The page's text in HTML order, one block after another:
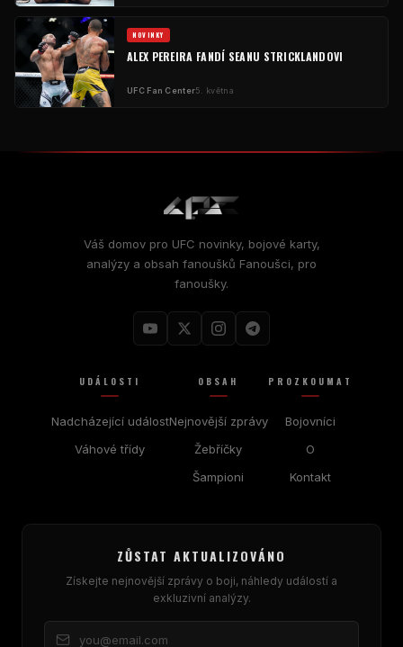
NOVINKY
ALEX PEREIRA FANDÍ SEANU STRICKLANDOVI
UFCFan Center5. května
Váš domov pro UFC novinky, bojové karty,
analýzy a obsah fanoušků Fanoušci, pro
fanoušky.
UDÁLOSTI
Nadcházející událost
Váhové třídy
OBSAH
Nejnovější zprávy
Žebříčky
Šampioni
PROZKOUMAT
Bojovníci
O
Kontakt
ZŮSTAT AKTUALIZOVÁNO
Získejte nejnovější zprávy o boji, náhledy událostí a
exkluzivní analýzy.